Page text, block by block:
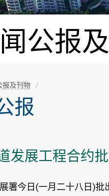
公报
报及刊物
报
发展工程合约批
署今日(一月二十八日)